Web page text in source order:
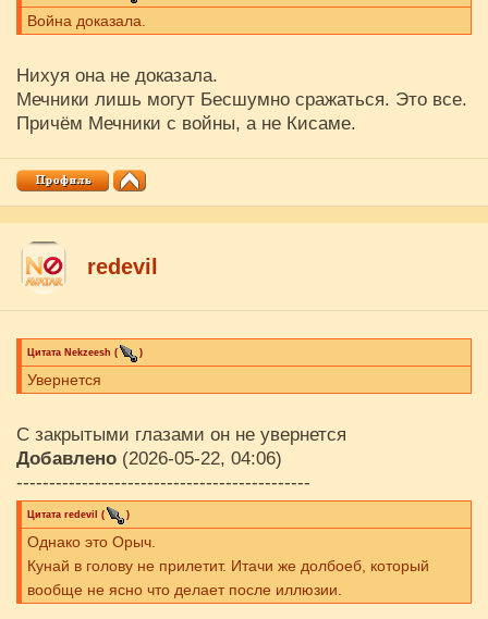
Война доказала.
Нихуя она не доказала.
Мечники лишь могут Бесшумно сражаться. Это все.
Причём Мечники с войны, а не Кисаме.
redevil
Цитата Nekzeesh ( )
Увернется
С закрытыми глазами он не увернется
Добавлено (2026-05-22, 04:06)
---------------------------------------------
Цитата redevil ( )
Однако это Орыч.
Кунай в голову не прилетит. Итачи же долбоеб, который
вообще не ясно что делает после иллюзии.